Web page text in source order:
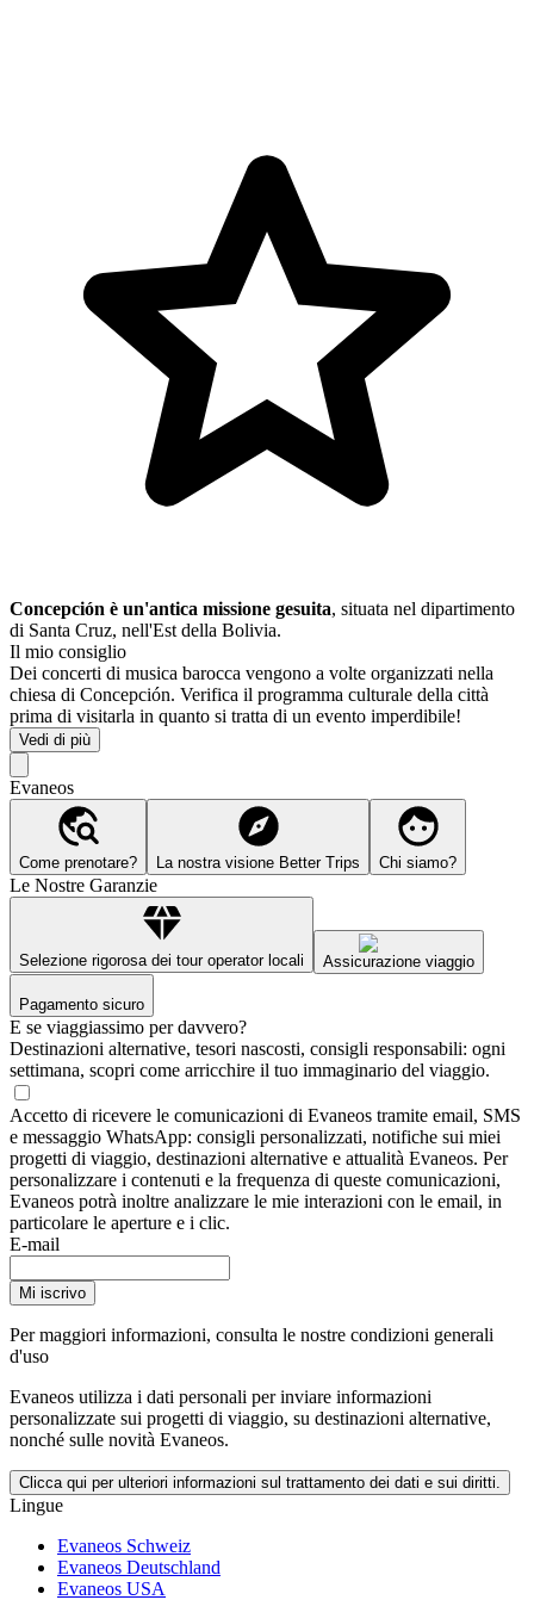
Concepción è un'antica missione gesuita, situata nel dipartimento
di Santa Cruz, nell'Est della Bolivia.
Il mio consiglio
Dei concerti di musica barocca vengono a volte organizzati nella
chiesa di Concepción. Verifica il programma culturale della città
prima di visitarla in quanto si tratta di un evento imperdibile!
Vedi di più
Evaneos
Come prenotare? La nostra visione Better Trips Chi siamo?
Le Nostre Garanzie
Selezione rigorosa dei tour operator locali Assicurazione viaggio
Pagamento sicuro
E se viaggiassimo per davvero?
Destinazioni alternative, tesori nascosti, consigli responsabili: ogni
settimana, scopri come arricchire il tuo immaginario del viaggio.
Accetto di ricevere le comunicazioni di Evaneos tramite email, SMS
e messaggio WhatsApp: consigli personalizzati, notifiche sui miei
progetti di viaggio, destinazioni alternative e attualità Evaneos. Per
personalizzare i contenuti e la frequenza di queste comunicazioni,
Evaneos potrà inoltre analizzare le mie interazioni con le email, in
particolare le aperture e i clic.
E-mail
Mi iscrivo
Per maggiori informazioni, consulta le nostre condizioni generali
d'uso
Evaneos utilizza i dati personali per inviare informazioni
personalizzate sui progetti di viaggio, su destinazioni alternative,
nonché sulle novità Evaneos.
Clicca qui per ulteriori informazioni sul trattamento dei dati e sui diritti.
Lingue
Evaneos Schweiz
Evaneos Deutschland
Evaneos USA